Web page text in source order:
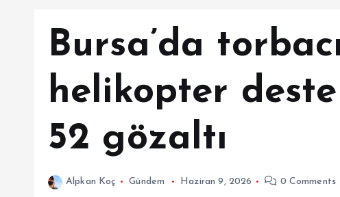
Bursa’da
helikopter
52 gözaltı
Alpkan Koç Gündem Haziran 9, 2026 0 Comments